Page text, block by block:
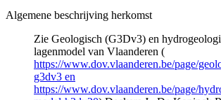
Algemene beschrijving herkomst
Zie Geologisch (G3Dv3) en
lagenmodel van Vlaanderen (
https://www.dov.vlaanderen.be/page/
g3dv3 en
https://www.dov.vlaanderen.be/page/